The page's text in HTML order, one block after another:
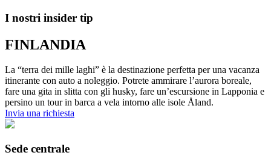
I nostri insider tip
FINLANDIA
La “terra dei mille laghi” è la destinazione perfetta per una vacanza
itinerante con auto a noleggio. Potrete ammirare l’aurora boreale,
fare una gita in slitta con gli husky, fare un’escursione in Lapponia e
persino un tour in barca a vela intorno alle isole Åland.
Invia una richiesta
Sede centrale